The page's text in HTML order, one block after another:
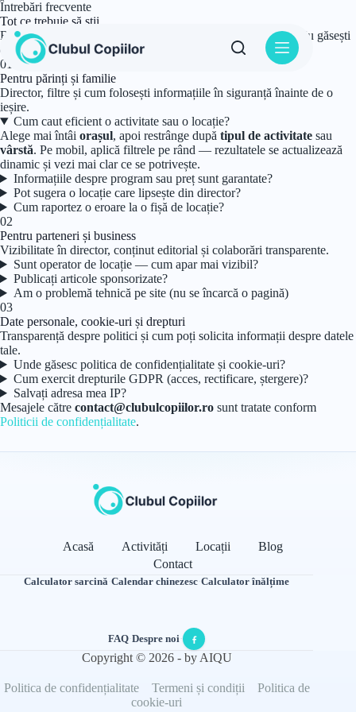
Sari
la
conținut
Întrebări frecvente
Tot ce trebuie să știi
Răspunsuri structurate pentru familii, educatori și parteneri. Nu găsești
ce cauți?Scrie-ne direct.
01
Pentru părinți și familie
Director, filtre și cum folosești informațiile în siguranță înainte de o
ieșire.
Cum caut eficient o activitate sau o locație?
Alege mai întâi orașul, apoi restrânge după tipul de activitate sau
vârstă. Pe mobil, aplică filtrele pe rând — rezultatele se actualizează
dinamic și vezi mai clar ce se potrivește.
Informațiile despre program sau preț sunt garantate?
Pot sugera o locație care lipsește din director?
Cum raportez o eroare la o fișă de locație?
02
Pentru parteneri și business
Vizibilitate în director, conținut editorial și colaborări transparente.
Sunt operator de locație — cum apar mai vizibil?
Publicați articole sponsorizate?
Am o problemă tehnică pe site (nu se încarcă o pagină)
03
Date personale, cookie-uri și drepturi
Transparență despre politici și cum poți solicita informații despre datele
tale.
Unde găsesc politica de confidențialitate și cookie-uri?
Cum exercit drepturile GDPR (acces, rectificare, ștergere)?
Salvați adresa mea IP?
Mesajele către contact@clubulcopiilor.ro sunt tratate conform
Politicii de confidențialitate.
Acasă Activități Locații
Blog
Contact
Calculator sarcină·Calendar chinezesc·Calculator înălțime
FAQ·Despre noi·
Copyright © 2026 - by AIQU
Politica de confidențialitate Termeni și condiții
Politica de
cookie-uri